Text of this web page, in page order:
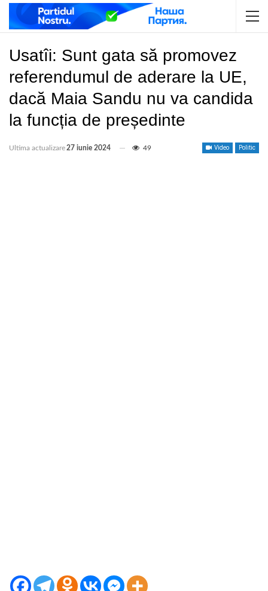
Usatîi: Sunt gata să promovez
referendumul de aderare la UE,
dacă Maia Sandu nu va candida
la funcția de președinte
Video Politic
Ultima actualizare27 iunie 2024 49